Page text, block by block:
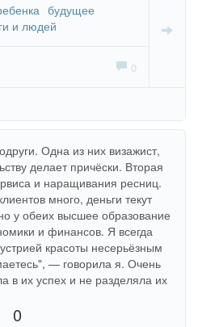
будущее
и людей
0
Одна из них визажист,
делает причёски. Вторая
и наращивания ресниц.
много, деньги текут
у обеих высшее образование
и финансов. Я всегда
красоты несерьёзным
— говорила я. Очень
в их успех и не разделяла их
0